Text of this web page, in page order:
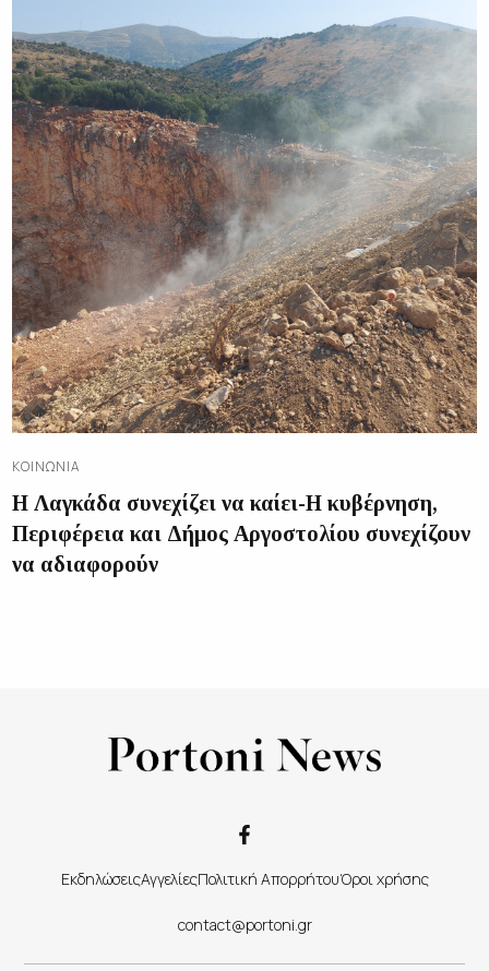
ΚΟΙΝΩΝΊΑ
Η Λαγκάδα συνεχίζει να καίει-Η κυβέρνηση,
Περιφέρεια και Δήμος Αργοστολίου συνεχίζουν
να αδιαφορούν
ΕκδηλώσειςΑγγελίεςΠολιτική ΑπορρήτουΌροι χρήσης
contact@portoni.gr